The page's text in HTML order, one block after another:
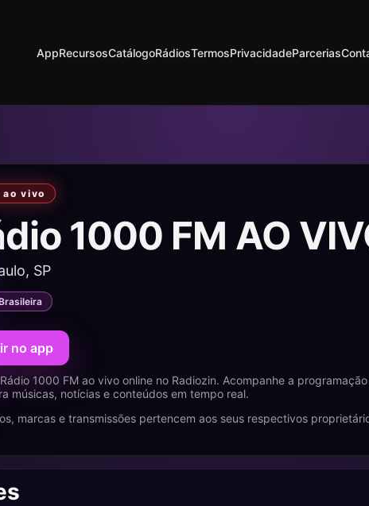
AppRecursosCatálogoRádiosTermosPrivacidadeParcerias
ao vivo
1000 FM AO
SP
no app
1000 FM ao vivo online no Radiozin. Acompanhe a
músicas, notícias e conteúdos em tempo real.
marcas e transmissões pertencem aos seus respectivos